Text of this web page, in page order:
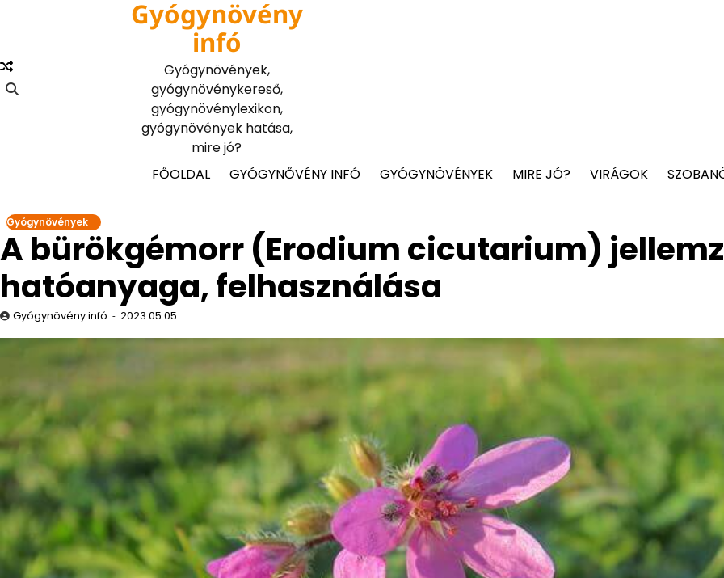
Gyógynövény
infó
Gyógynövények,
gyógynövénykereső,
gyógynövénylexikon,
gyógynövények hatása,
mire jó?
FŐOLDAL
GYÓGYNŐVÉNY INFÓ GYÓGYNÖVÉNYEK MIRE JÓ? VIRÁGOK
Gyógynövények
A bürökgémorr (Erodium cicutarium)
hatóanyaga, felhasználása
Gyógynövény infó 2023.05.05.